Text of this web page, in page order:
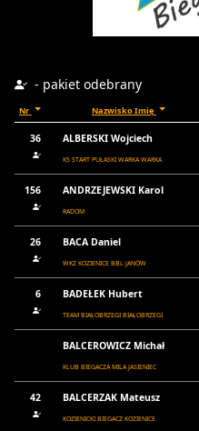
- pakiet odebrany
Nr Nazwisko Imię
36 ALBERSKI Wojciech
KS START PUŁASKI WARKA WARKA
156 ANDRZEJEWSKI Karol
RADOM
26 BACA Daniel
WKZ KOZIENICE BBL JANÓW
6 BADEŁEK Hubert
TEAM BIAŁOBRZEGI BIAŁOBRZEGI
BALCEROWICZ Michał
KLUB BIEGACZA MILA JASIENIEC
42 BALCERZAK Mateusz
KOZIENICKI BIEGACZ KOZIENICE